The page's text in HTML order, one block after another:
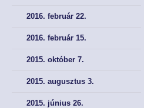
2016. február 22.
2016. február 15.
2015. október 7.
2015. augusztus 3.
2015. június 26.